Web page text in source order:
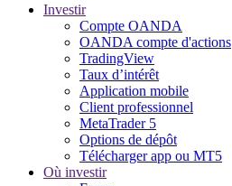
Investir
Compte OANDA
OANDA compte d'actions
TradingView
Taux d’intérêt
Application mobile
Client professionnel
MetaTrader 5
Options de dépôt
Télécharger app ou MT5
Où investir